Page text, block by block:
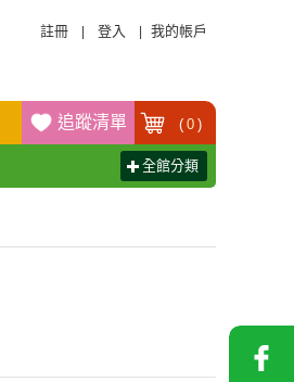
註冊 登入 我的帳戶
追蹤清單 ( 0 )
全館分類